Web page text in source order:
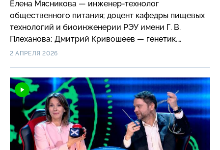
Елена Мясникова — инженер-технолог
общественного питания; доцент кафедры пищевых
технологий и биоинженерии РЭУ имени Г. В.
Плеханова; Дмитрий Кривошеев — генетик,
молекулярный биолог, руководитель
химик, молекулярный биолог, доктор химических
наук, профессор, советник декана по научно-
организационной работе химического факультета
МГУ имени М. В. Ломоносова; Ольга Пьяных —
эндокринолог, диетолог, сомнолог, врач клиники
Медскан Hadassah в Сколково, доцент кафедры
2 АПРЕЛЯ 2026